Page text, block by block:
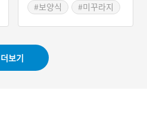
대비하였다고 한다. 추어탕
은 지역별로 다양하지만 남
원 추어탕은 미꾸라지를 통
시래기 등과 함께 끓여낸 것
이 특징으로 남원시의 향토
음식이다.
#보양식
#미꾸라지
#남원 가볼만한곳
더보기